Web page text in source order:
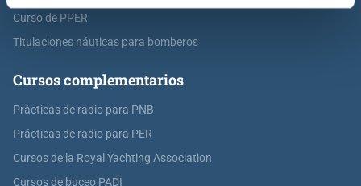
Curso de PPER
Titulaciones náuticas para bomberos
Cursos complementarios
Prácticas de radio para PNB
Prácticas de radio para PER
Cursos de la Royal Yachting Association
Cursos de buceo PADI